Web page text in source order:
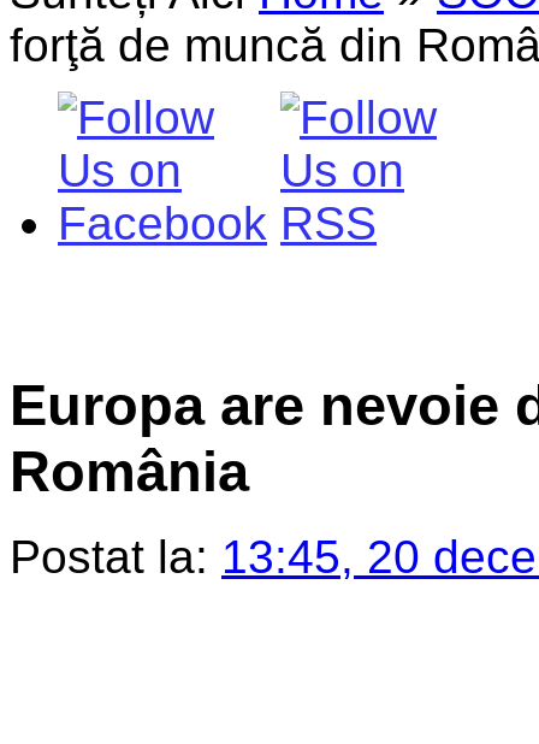
forţă de muncă din
Europa are nevoie
România
Postat la: 13:45, 20